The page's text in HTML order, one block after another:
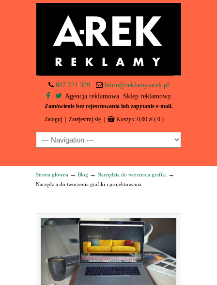
607 221 399
biuro@reklamy-arek.pl
Agencja reklamowa. Sklep reklamowy.
Zamówienie bez rejestrowania lub zapytanie e-mail.
Zaloguj Zarejestruj się Koszyk: 0,00 zł ( 0 )
Navigation
Strona główna → Blog → Narzędzia do tworzenia grafiki →
Narzędzia do tworzenia grafiki i projektowania